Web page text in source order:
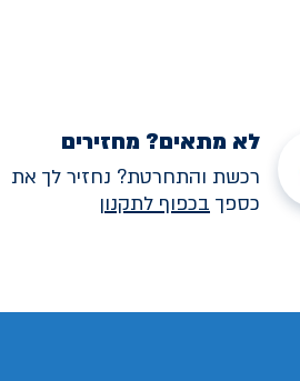
לא מתאים? מחזירים
רכשת והתחרטת? נחזיר לך את
כספך בכפוף לתקנון